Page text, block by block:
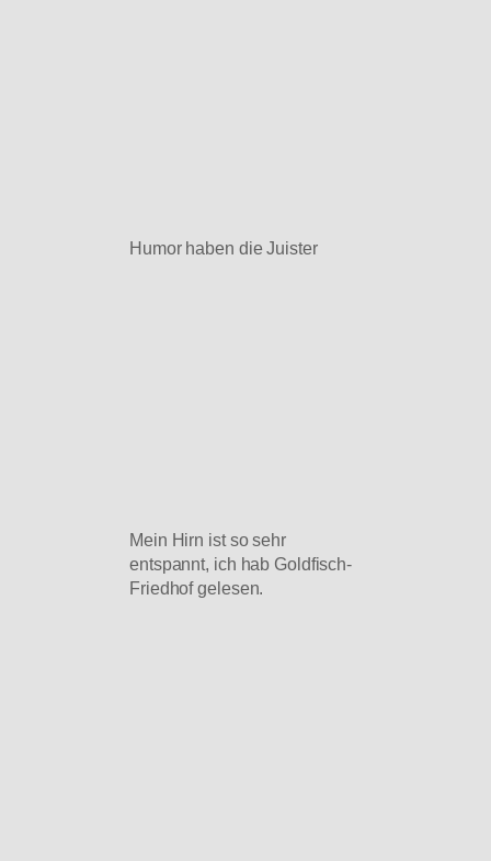
Humor haben die Juister
Mein Hirn ist so sehr
entspannt, ich hab Goldfisch-
Friedhof gelesen.